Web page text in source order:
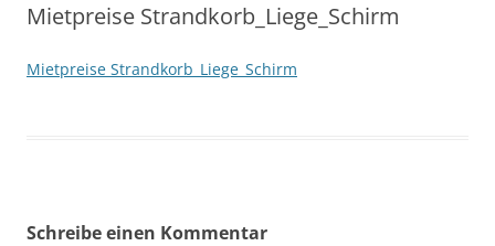
Mietpreise Strandkorb_Liege_Schirm
Mietpreise Strandkorb_Liege_Schirm
Schreibe einen Kommentar